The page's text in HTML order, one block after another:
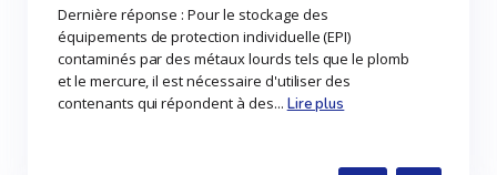
Dernière réponse : Pour le stockage des
équipements de protection individuelle (EPI)
contaminés par des métaux lourds tels que le plomb
et le mercure, il est nécessaire d'utiliser des
contenants qui répondent à des... Lire plus